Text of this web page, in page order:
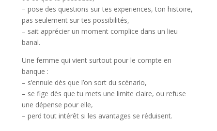
– pose des questions sur tes experiences, ton histoire,
pas seulement sur tes possibilités,
– sait apprécier un moment complice dans un lieu
banal.
Une femme qui vient surtout pour le compte en
banque :
– s’ennuie dès que l’on sort du scénario,
– se fige dès que tu mets une limite claire, ou refuse
une dépense pour elle,
– perd tout intérêt si les avantages se réduisent.